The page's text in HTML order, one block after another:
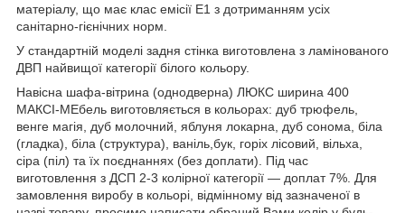
матеріалу, що має клас емісії Е1 з дотриманням усіх
санітарно-гієнічних норм.
У стандартній моделі задня стінка виготовлена з ламінованого
ДВП найвищої категорії білого кольору.
Навісна шафа-вітрина (однодверна) ЛЮКС ширина 400
МАКСІ-МЕбель виготовляється в кольорах: дуб трюфель,
венге магія, дуб молочний, яблуня локарна, дуб сонома, біла
(гладка), біла (структура), ваніль,бук, горіх лісовий, вільха,
сіра (піл) та їх поєднаннях (без доплати). Під час
виготовлення з ДСП 2-3 колірної категорії — доплат 7%. Для
замовлення виробу в кольорі, відмінному від зазначеної в